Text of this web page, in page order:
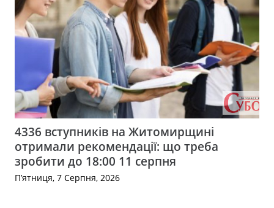
4336 вступників на Житомирщині
отримали рекомендації: що треба
зробити до 18:00 11 серпня
П’ятниця, 7 Серпня, 2026